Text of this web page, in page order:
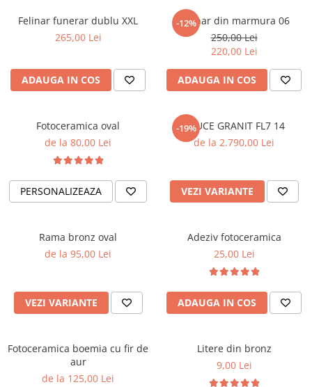
Placa memoriala
Placute ABS personalizate
marmura
Felinar funerar dublu XXL
265,00 Lei
ADAUGA IN COS
-12%
Felinar din marmura 06
250,00 Lei
220,00 Lei
ADAUGA IN COS
Fotoceramica oval
de la 80,00 Lei
PERSONALIZEAZA
-19%
CRUCE GRANIT FL7 14
de la 2.790,00 Lei
VEZI VARIANTE
Rama bronz oval
de la 95,00 Lei
VEZI VARIANTE
Adeziv fotoceramica
25,00 Lei
ADAUGA IN COS
Fotoceramica boemia cu fir de
aur
de la 125,00 Lei
Litere din bronz
9,00 Lei